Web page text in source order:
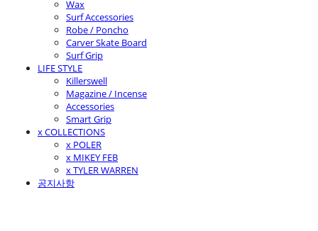
Wax
Surf Accessories
Robe / Poncho
Carver Skate Board
Surf Grip
LIFE STYLE
Killerswell
Magazine / Incense
Accessories
Smart Grip
x COLLECTIONS
x POLER
x MIKEY FEB
x TYLER WARREN
공지사항